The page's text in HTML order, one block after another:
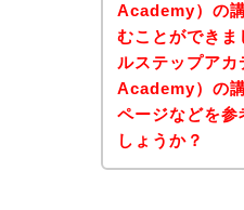
Academy）の
むことができ
ルステップア
Academy）の
ページなどを
しょうか？